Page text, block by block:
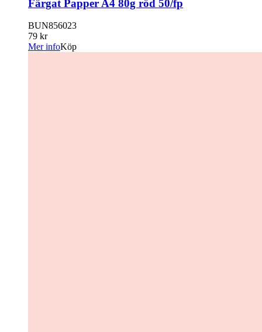
Färgat Papper A4 80g röd 50/fp
BUN856023
79 kr
Mer infoKöp